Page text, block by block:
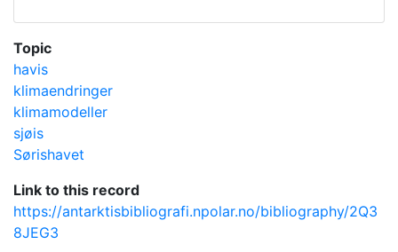
Topic
havis
klimaendringer
klimamodeller
sjøis
Sørishavet
Link to this record
https://antarktisbibliografi.npolar.no/bibliography/2Q3
8JEG3